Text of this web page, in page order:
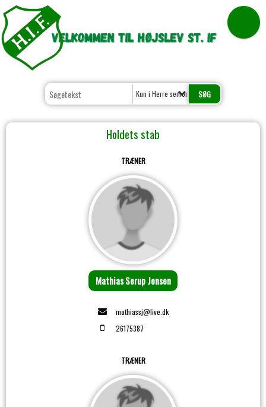
Kun i Herre senior Serie 2, Serie 4
Holdets stab
TRÆNER
Mathias Serup Jensen
mathiassj@live.dk
26175387
TRÆNER